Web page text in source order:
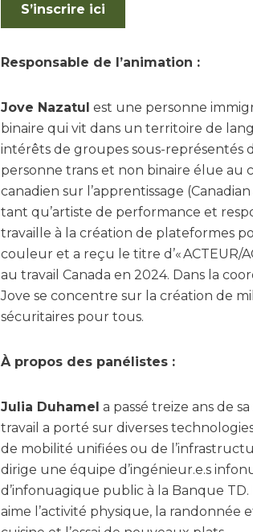
S’inscrire ici
Responsable de l’animation :
Jove Nazatul est une personne
binaire qui vit dans un territoire de
intérêts de groupes sous-représentés
personne trans et non binaire élue au
canadien sur l’apprentissage
tant qu’artiste de performance et
travaille à la création de plateformes
couleur et a reçu le titre d’« ACTEUR/
au travail Canada en 2024. Dans la
Jove se concentre sur la création de
sécuritaires pour tous.
À propos des panélistes :
Julia Duhamel a passé treize ans de
travail a porté sur diverses
de mobilité unifiées ou de
dirige une équipe d’ingénieur.e.s
d’infonuagique public à la Banque
aime l’activité physique, la randonnée